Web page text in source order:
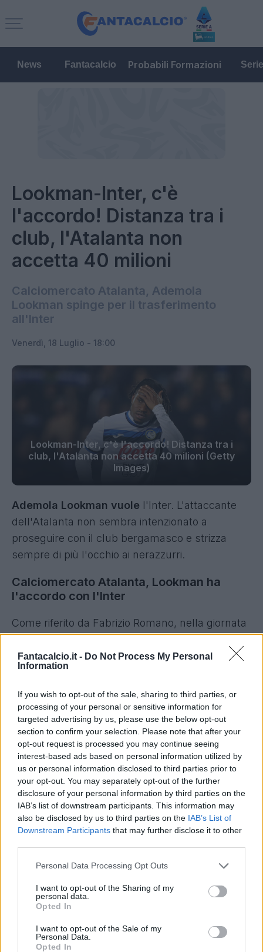
Fantacalcio.it - Do Not Process My Personal
Information
If you wish to opt-out of the sale, sharing to third parties, or
processing of your personal or sensitive information for
targeted advertising by us, please use the below opt-out
section to confirm your selection. Please note that after your
opt-out request is processed you may continue seeing
interest-based ads based on personal information utilized by
us or personal information disclosed to third parties prior to
your opt-out. You may separately opt-out of the further
disclosure of your personal information by third parties on the
IAB’s list of downstream participants. This information may
also be disclosed by us to third parties on the IAB’s List of
Downstream Participants that may further disclose it to other
Personal Data Processing Opt Outs
I want to opt-out of the Sharing of my
personal data.
Opted In
I want to opt-out of the Sale of my
Personal Data.
Opted In
News Fantacalcio Probabili Formazioni
Lookman-Inter, c'è
l'accordo! Distanza tra i
club, l'Atalanta non
accetta 40 milioni
Calciomercato Atalanta, Ademola
Lookman spinge per il trasferimento
all'Inter
Venerdì, 18 Luglio - 18:00
Lookman-Inter, c'è l'accordo! Distanza tra i
club, l'Atalanta non accetta 40 milioni (Getty
Images)
Ademola Lookman vuole l'Inter. L'attaccante
dell'Atalanta non sembra intenzionato a
proseguire con il club bergamasco e strizza
sempre di più l'occhio ai nerazzurri.
Calciomercato Atalanta, Lookman ha
l'accordo con l'Inter
Come riferito da Fabrizio Romano, nella giornata
un accordo di massima sul contratto. Definiti
tutti gli aspetti e tutti i dettagli. Adesso, però, la
palla è nelle mani dei due club: la Dea chiede
cifre importanti, ma al momento l'Inter ha
messo sul piatto solamente 40 milioni, una cifra
che l'Atalanta non ha alcuna intenzione di
accettare.
Il braccio di ferro tra i due club proseguirà
sicuramente anche nei prossimi giorni. La
priorità del giocatore, però, è quella di trasferirsi
a Milano, alla corte di Cristian Chivu.